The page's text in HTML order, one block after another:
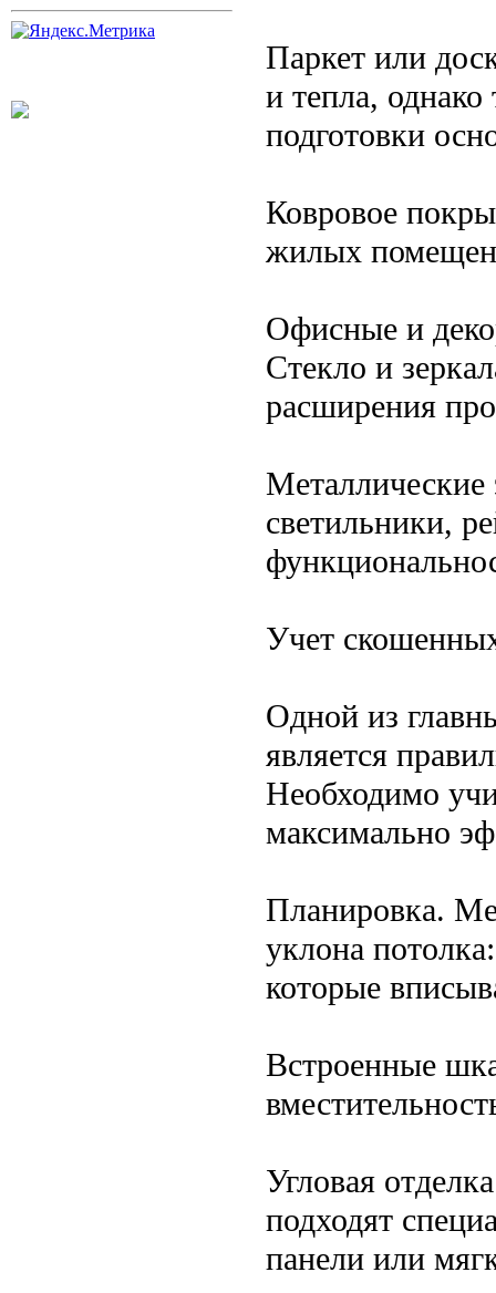
Паркет или
и тепла, однако
подготовки
Ковровое
жилых
Офисные и
Стекло и
расширения
светильники,
Учет
Одной из
является
Необходимо
максимально
Планировка.
уклона
которые
Встроенные
Угловая
подходят
панели или